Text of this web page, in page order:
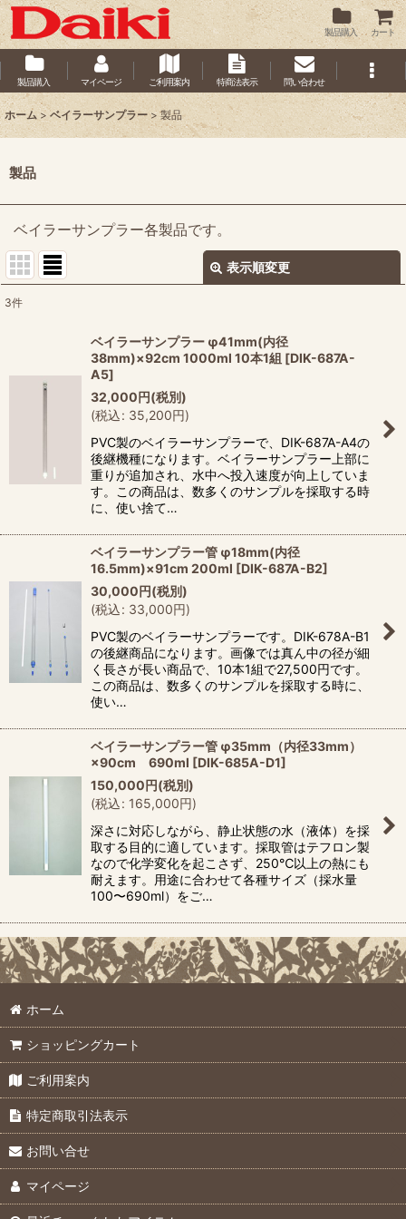
製品購入 カート
製品購入 マイページ ご利用案内 特商法表示 問い合わせ
ホーム > ベイラーサンプラー > 製品
製品
ベイラーサンプラー各製品です。
表示順変更
絞り込む
3件
ベイラーサンプラー φ41mm(内径
38mm)×92cm 1000ml 10本1組 [DIK-687A-
A5]
32,000円(税別)
(税込: 35,200円)
PVC製のベイラーサンプラーで、DIK-687A-A4の
後継機種になります。ベイラーサンプラー上部に
重りが追加され、水中へ投入速度が向上していま
す。この商品は、数多くのサンプルを採取する時
に、使い捨て…
ベイラーサンプラー管 φ18mm(内径
16.5mm)×91cm 200ml [DIK-687A-B2]
30,000円(税別)
(税込: 33,000円)
PVC製のベイラーサンプラーです。DIK-678A-B1
の後継商品になります。画像では真ん中の径が細
く長さが長い商品で、10本1組で27,500円です。
この商品は、数多くのサンプルを採取する時に、
使い…
ベイラーサンプラー管 φ35mm（内径33mm）
×90cm 690ml [DIK-685A-D1]
150,000円(税別)
(税込: 165,000円)
深さに対応しながら、静止状態の水（液体）を採
取する目的に適しています。採取管はテフロン製
なので化学変化を起こさず、250℃以上の熱にも
耐えます。用途に合わせて各種サイズ（採水量
100〜690ml）をご…
ホーム
ショッピングカート
ご利用案内
特定商取引法表示
お問い合せ
マイページ